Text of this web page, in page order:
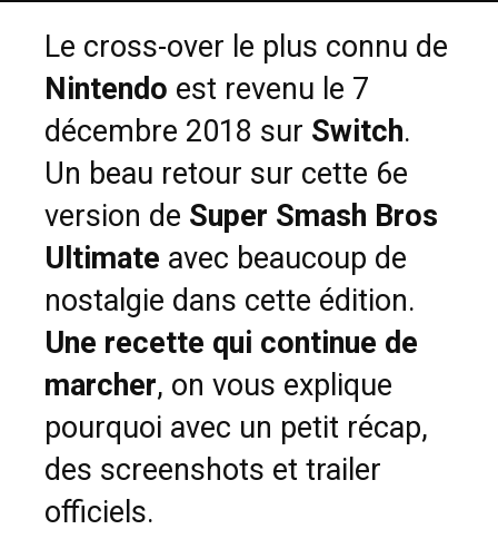
Le cross-over le plus connu de
Nintendo est revenu le 7
décembre 2018 sur Switch.
Un beau retour sur cette 6e
version de Super Smash Bros
Ultimate avec beaucoup de
nostalgie dans cette édition.
Une recette qui continue de
marcher, on vous explique
pourquoi avec un petit récap,
des screenshots et trailer
officiels.